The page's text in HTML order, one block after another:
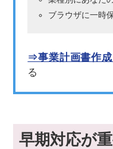
ブラウザに一時
⇒事業計画書作
る
早期対応が